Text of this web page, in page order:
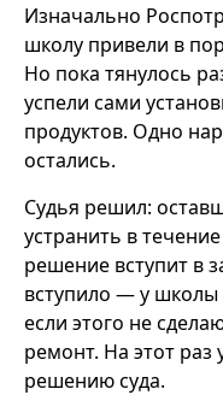
Изначально
школу привели в
Но пока тянулось
успели сами
продуктов. Одно
остались.
Судья решил:
устранить в
решение вступит в
вступило — у
если этого не
ремонт. На этот
решению суда.